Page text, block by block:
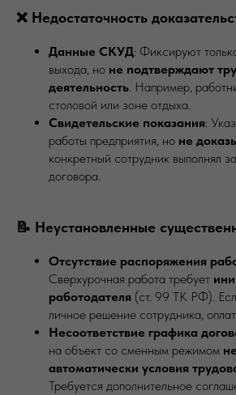
❌ Недостаточность
Данные СКУД: Фиксируют
выхода, но не подтверждают
деятельность. Например,
столовой или зоне отдыха.
Свидетельские показания:
работы предприятия, но не
конкретный сотрудник выполнял
договора.
📝 Неустановленные
Отсутствие распоряжения
Сверхурочная работа требует
работодателя (ст. 99 ТК РФ).
личное решение сотрудника,
Несоответствие графика
на объект со сменным режимом
автоматически условия
Требуется дополнительное